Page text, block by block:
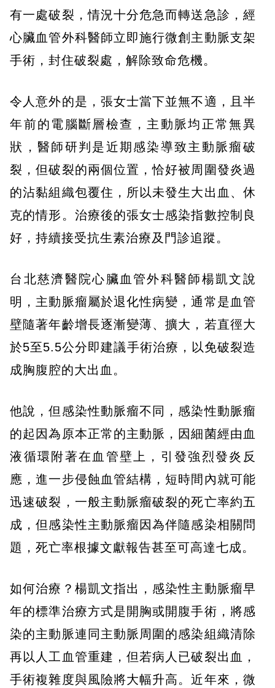
有一處破裂，情況十分危急而轉送急診，經
心臟血管外科醫師立即施行微創主動脈支架
手術，封住破裂處，解除致命危機。
令人意外的是，張女士當下並無不適，且半
年前的電腦斷層檢查，主動脈均正常無異
狀，醫師研判是近期感染導致主動脈瘤破
裂，但破裂的兩個位置，恰好被周圍發炎過
的沾黏組織包覆住，所以未發生大出血、休
克的情形。治療後的張女士感染指數控制良
好，持續接受抗生素治療及門診追蹤。
台北慈濟醫院心臟血管外科醫師楊凱文說
明，主動脈瘤屬於退化性病變，通常是血管
壁隨著年齡增長逐漸變薄、擴大，若直徑大
於5至5.5公分即建議手術治療，以免破裂造
成胸腹腔的大出血。
他說，但感染性動脈瘤不同，感染性動脈瘤
的起因為原本正常的主動脈，因細菌經由血
液循環附著在血管壁上，引發強烈發炎反
應，進一步侵蝕血管結構，短時間內就可能
迅速破裂，一般主動脈瘤破裂的死亡率約五
成，但感染性主動脈瘤因為伴隨感染相關問
題，死亡率根據文獻報告甚至可高達七成。
如何治療？楊凱文指出，感染性主動脈瘤早
年的標準治療方式是開胸或開腹手術，將感
染的主動脈連同主動脈周圍的感染組織清除
再以人工血管重建，但若病人已破裂出血，
手術複雜度與風險將大幅升高。近年來，微